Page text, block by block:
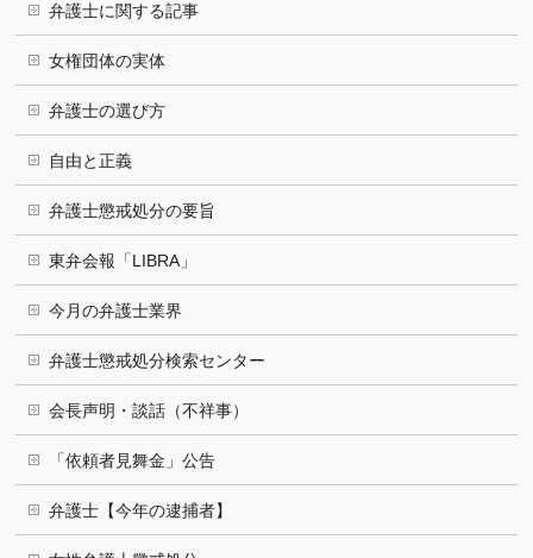
弁護士に関する記事
女権団体の実体
弁護士の選び方
自由と正義
弁護士懲戒処分の要旨
東弁会報「LIBRA」
今月の弁護士業界
弁護士懲戒処分検索センター
会長声明・談話（不祥事）
「依頼者見舞金」公告
弁護士【今年の逮捕者】